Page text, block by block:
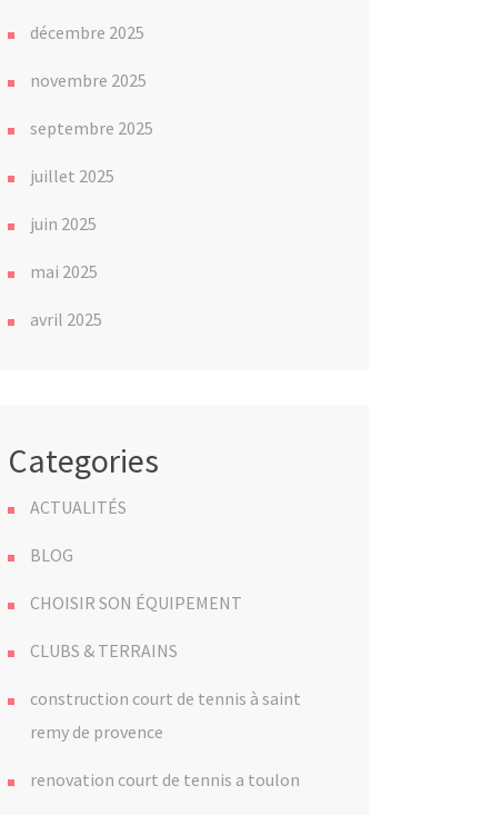
décembre 2025
novembre 2025
septembre 2025
juillet 2025
juin 2025
mai 2025
avril 2025
Categories
ACTUALITÉS
BLOG
CHOISIR SON ÉQUIPEMENT
CLUBS & TERRAINS
construction court de tennis à saint
remy de provence
renovation court de tennis a toulon